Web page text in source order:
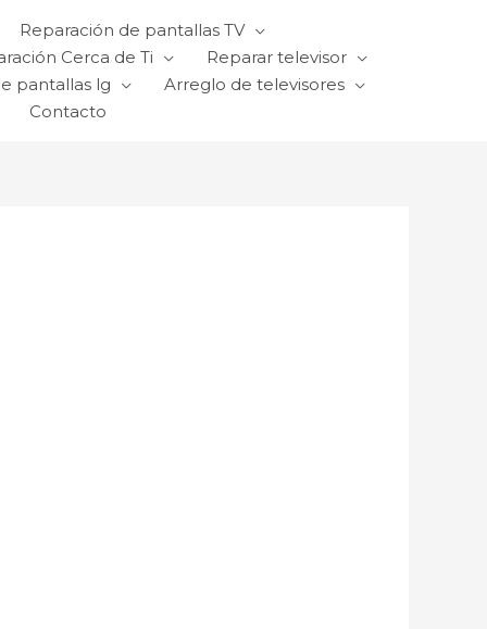
Reparación de pantallas TV
Cerca de Ti
Reparar televisor
pantallas lg
Arreglo de televisores
Contacto